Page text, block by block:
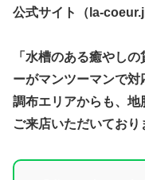
公式サイト（la-
「水槽のある癒やし
ーがマンツーマンで対
調布エリアからも、地
ご来店いただいており